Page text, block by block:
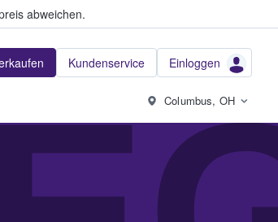
abweichen.
Kundenservice Einloggen
Columbus, OH